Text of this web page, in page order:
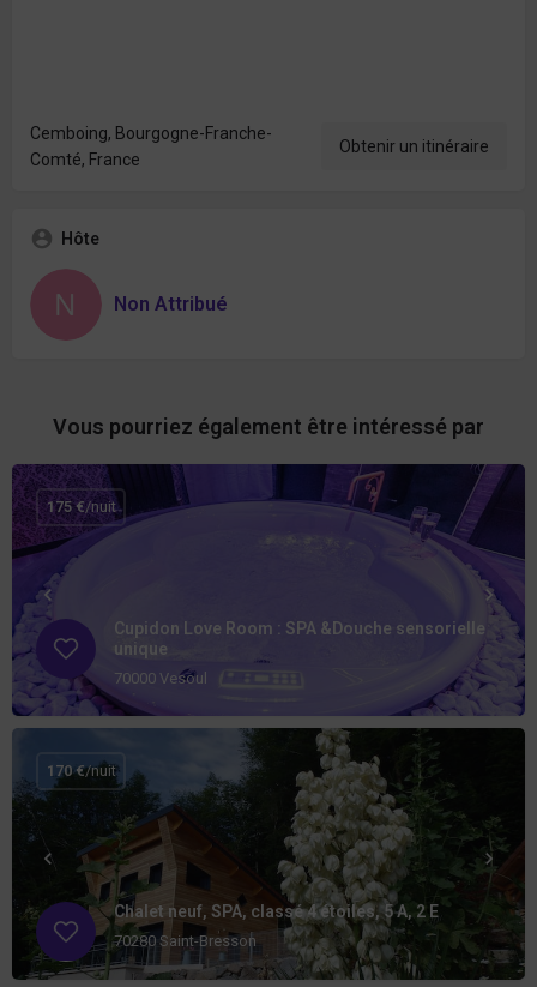
Cemboing, Bourgogne-Franche-
Comté, France
Obtenir un itinéraire
Hôte
Non Attribué
Vous pourriez également être intéressé par
Cupidon Love Room : SPA &Douche sensorielle
unique
70000 Vesoul
175 €/nuit
Chalet neuf, SPA, classé 4 étoiles, 5 A, 2 E
70280 Saint-Bresson
170 €/nuit